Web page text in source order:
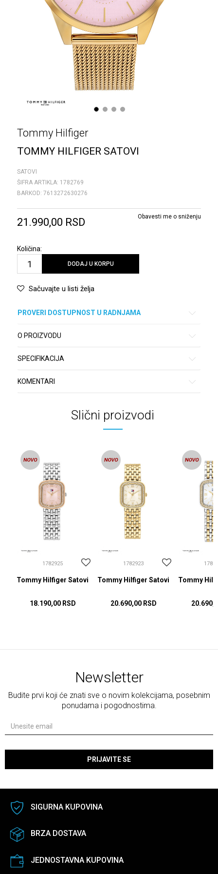
1 2 3 4
Tommy Hilfiger
TOMMY HILFIGER SATOVI
SATOVI
ŠIFRA ARTIKLA: 1782769
BARKOD: 7613272630276
21.990,00 RSD Obavesti me o sniženju
Količina:
DODAJ U KORPU
Sačuvajte u listi želja
PROVERI DOSTUPNOST U RADNJAMA
O PROIZVODU
SPECIFIKACIJA
KOMENTARI
Slični proizvodi
1782925
Tommy Hilfiger Satovi
18.190,00 RSD
1782923
Tommy Hilfiger Satovi
20.690,00 RSD
Tommy
Newsletter
Budite prvi koji će znati sve o novim kolekcijama, posebnim
ponudama i pogodnostima.
PRIJAVITE SE
SIGURNA KUPOVINA
BRZA DOSTAVA
JEDNOSTAVNA KUPOVINA